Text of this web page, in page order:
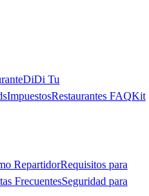
DiDi Tu
ImpuestosRestaurantes FAQKit
RepartidorRequisitos para
FrecuentesSeguridad para